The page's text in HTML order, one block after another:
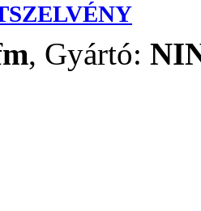
, Gyártó: